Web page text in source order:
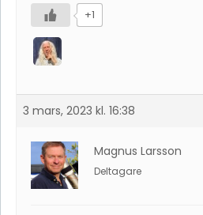
+1
3 mars, 2023 kl. 16:38
Magnus Larsson
Deltagare